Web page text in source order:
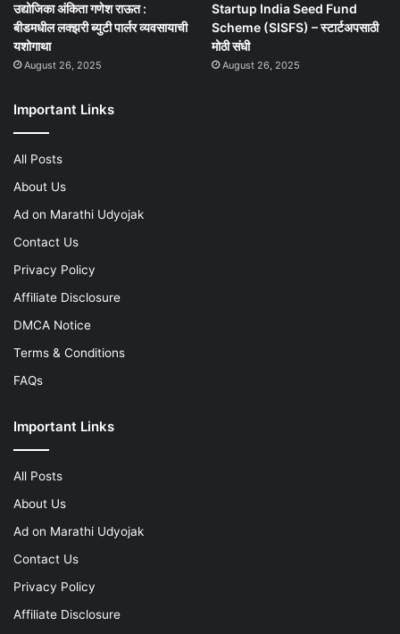
उद्योजिका अंकिता गणेश राऊत :
बीडमधील लक्झरी ब्युटी पार्लर व्यवसायाची
यशोगाथा
August 26, 2025
Startup India Seed Fund
Scheme (SISFS) – स्टार्टअपसाठी
मोठी संधी
August 26, 2025
Important Links
All Posts
About Us
Ad on Marathi Udyojak
Contact Us
Privacy Policy
Affiliate Disclosure
DMCA Notice
Terms & Conditions
FAQs
Important Links
All Posts
About Us
Ad on Marathi Udyojak
Contact Us
Privacy Policy
Affiliate Disclosure